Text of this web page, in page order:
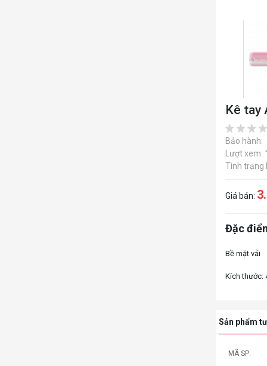
Kê tay
Bảo hành:
Lượt xem:
Tình trạng
Giá bán:
Đặc
Bề mặt vải
Sản phẩm
MÃ SP: